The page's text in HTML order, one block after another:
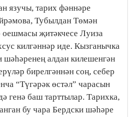
язучы, тарих фәннәре
Тубылдан Төмән
оешмасы җитәкчесе Луиза
килгәннәр иде. Кызганычка
алдан килешенгән
бирелгәннән соң, себер
“Түгәрәк өстәл” чарасын
генә баш тарттылар. Тарихка,
бу чара Бердски шәһәре